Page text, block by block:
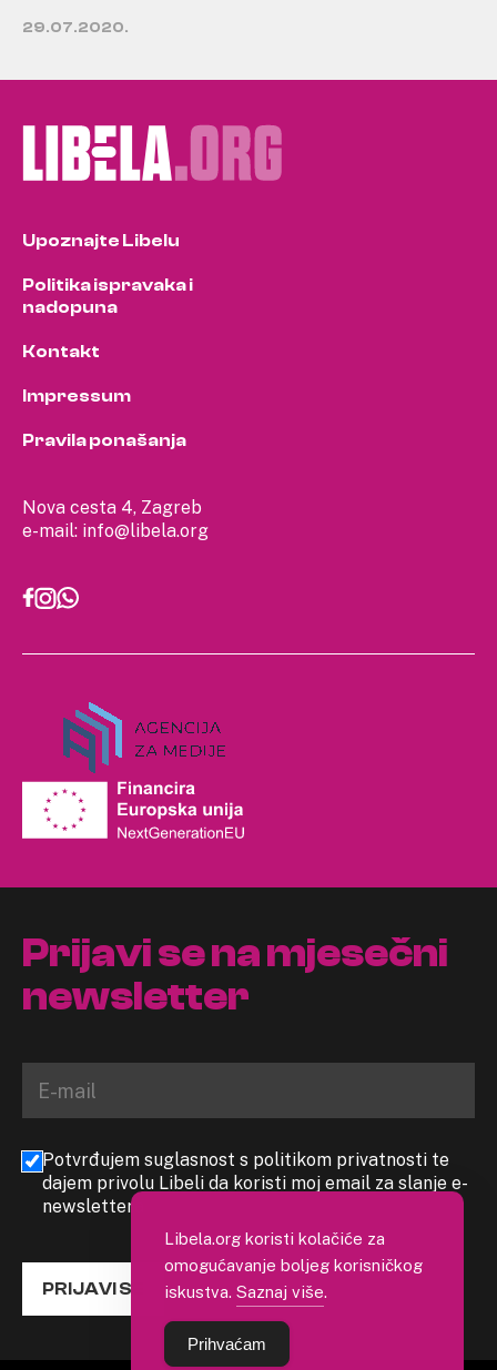
29.07.2020.
Nova cesta 4, Zagreb
e-mail: info@libela.org
Upoznajte Libelu
Politika ispravaka i
nadopuna
Kontakt
Impressum
Pravila ponašanja
Prijavi se na mjesečni
newsletter
Potvrđujem suglasnost s politikom privatnosti te
dajem privolu Libeli da koristi moj email za slanje e-
newslettera
PRIJAVI SE
Libela.org koristi kolačiće za
omogućavanje boljeg korisničkog
iskustva. Saznaj više.
Prihvaćam